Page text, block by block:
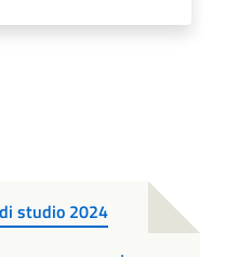
studio 2024